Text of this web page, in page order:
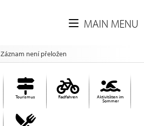
MAIN MENU
Záznam není přeložen
Tourismus Radfahren Aktivitäten im
Sommer